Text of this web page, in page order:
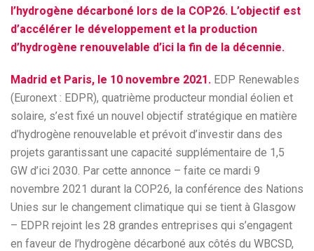
l’hydrogène décarboné lors de la COP26. L’objectif est
d’accélérer le développement et la production
d’hydrogène renouvelable d’ici la fin de la décennie.
Madrid et Paris, le 10 novembre 2021. EDP Renewables
(Euronext : EDPR), quatrième producteur mondial éolien et
solaire, s’est fixé un nouvel objectif stratégique en matière
d’hydrogène renouvelable et prévoit d’investir dans des
projets garantissant une capacité supplémentaire de 1,5
GW d’ici 2030. Par cette annonce – faite ce mardi 9
novembre 2021 durant la COP26, la conférence des Nations
Unies sur le changement climatique qui se tient à Glasgow
– EDPR rejoint les 28 grandes entreprises qui s’engagent
en faveur de l’hydrogène décarboné aux côtés du WBCSD,